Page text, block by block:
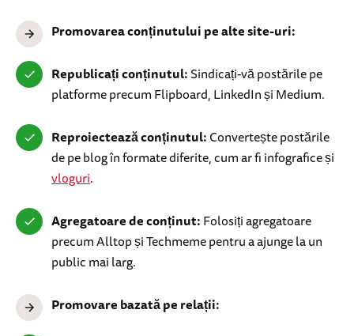
Promovarea conținutului pe alte site-uri:
Republicați conținutul:Sindicați-vă postările pe
platforme precum Flipboard, LinkedIn și Medium.
Reproiectează conținutul:Convertește postările
de pe blog în formate diferite, cum ar fi infografice și
vloguri.
Agregatoare de conținut:Folosiți agregatoare
precum Alltop și Techmeme pentru a ajunge la un
public mai larg.
Promovare bazată pe relații: